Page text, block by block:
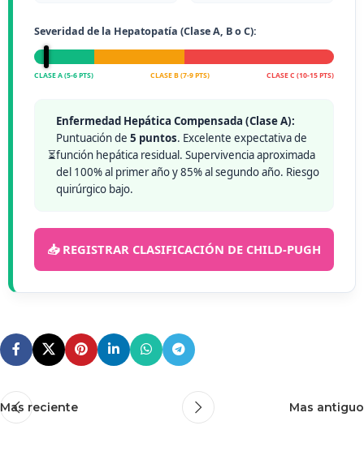
Severidad de la Hepatopatía (Clase A, B o C):
CLASE A (5-6 PTS) CLASE B (7-9 PTS) CLASE C (10-15 PTS)
⏳
Enfermedad Hepática Compensada (Clase A):
Puntuación de 5 puntos. Excelente expectativa de
función hepática residual. Supervivencia aproximada
del 100% al primer año y 85% al segundo año. Riesgo
quirúrgico bajo.
📥 REGISTRAR CLASIFICACIÓN DE CHILD-PUGH
Mas reciente Mas antiguo